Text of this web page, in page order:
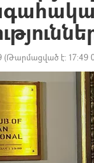
(Թարմացված է: 17:49